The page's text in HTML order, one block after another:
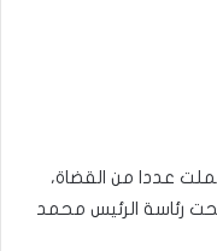
عددا من القضاة،
رئاسة الرئيس محمد